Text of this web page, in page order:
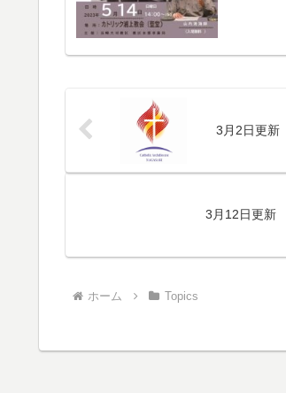
3月2日更新
3月12日更新
ホーム Topics